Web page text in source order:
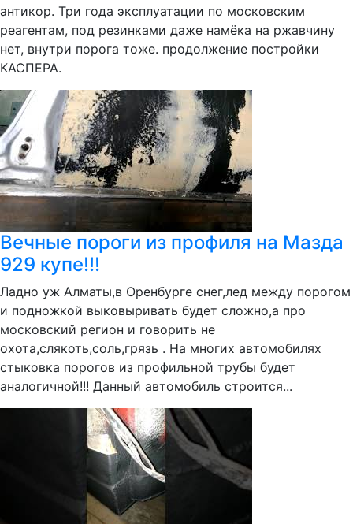
антикор. Три года эксплуатации по московским
реагентам, под резинками даже намёка на ржавчину
нет, внутри порога тоже. продолжение постройки
КАСПЕРА.
Вечные пороги из профиля на Мазда
929 купе!!!
Ладно уж Алматы,в Оренбурге снег,лед между порогом
и подножкой выковыривать будет сложно,а про
московский регион и говорить не
охота,слякоть,соль,грязь . На многих автомобилях
стыковка порогов из профильной трубы будет
аналогичной!!! Данный автомобиль строится...